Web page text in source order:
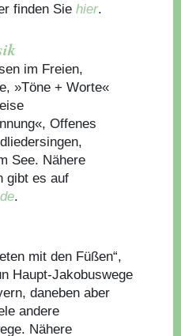
finden Sie hier.
im Freien,
»Töne + Worte«
Offenes
See. Nähere
gibt es auf
.
mit den Füßen“,
Haupt-Jakobuswege
daneben aber
andere
Nähere